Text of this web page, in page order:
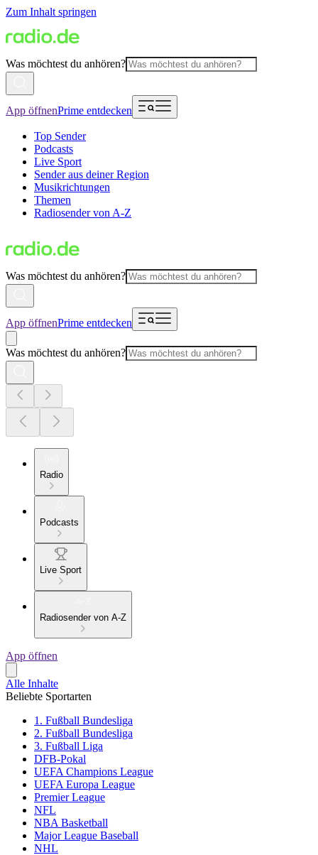
Zum Inhalt springen
Was möchtest du anhören?
App öffnenPrime entdecken
Top Sender
Podcasts
Live Sport
Sender aus deiner Region
Musikrichtungen
Themen
Radiosender von A-Z
Was möchtest du anhören?
App öffnenPrime entdecken
Was möchtest du anhören?
Radio
Podcasts
Live Sport
Radiosender von A-Z
App öffnen
Alle Inhalte
Beliebte Sportarten
1. Fußball Bundesliga
2. Fußball Bundesliga
3. Fußball Liga
DFB-Pokal
UEFA Champions League
UEFA Europa League
Premier League
NFL
NBA Basketball
Major League Baseball
NHL